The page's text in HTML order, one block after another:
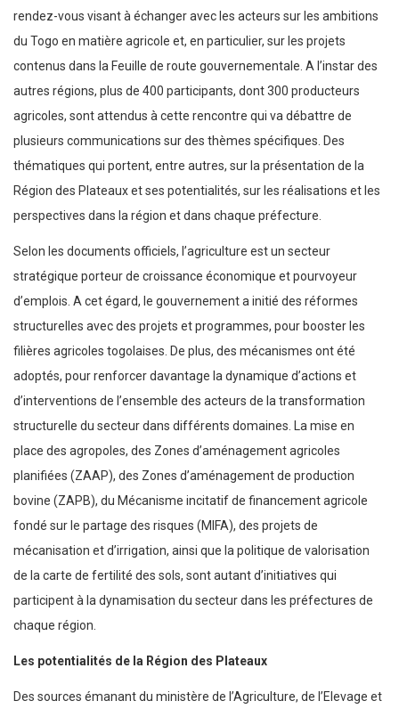
rendez-vous visant à échanger avec les acteurs sur les ambitions
du Togo en matière agricole et, en particulier, sur les projets
contenus dans la Feuille de route gouvernementale. A l’instar des
autres régions, plus de 400 participants, dont 300 producteurs
agricoles, sont attendus à cette rencontre qui va débattre de
plusieurs communications sur des thèmes spécifiques. Des
thématiques qui portent, entre autres, sur la présentation de la
Région des Plateaux et ses potentialités, sur les réalisations et les
perspectives dans la région et dans chaque préfecture.
Selon les documents officiels, l’agriculture est un secteur
stratégique porteur de croissance économique et pourvoyeur
d’emplois. A cet égard, le gouvernement a initié des réformes
structurelles avec des projets et programmes, pour booster les
filières agricoles togolaises. De plus, des mécanismes ont été
adoptés, pour renforcer davantage la dynamique d’actions et
d’interventions de l’ensemble des acteurs de la transformation
structurelle du secteur dans différents domaines. La mise en
place des agropoles, des Zones d’aménagement agricoles
planifiées (ZAAP), des Zones d’aménagement de production
bovine (ZAPB), du Mécanisme incitatif de financement agricole
fondé sur le partage des risques (MIFA), des projets de
mécanisation et d’irrigation, ainsi que la politique de valorisation
de la carte de fertilité des sols, sont autant d’initiatives qui
participent à la dynamisation du secteur dans les préfectures de
chaque région.
Les potentialités de la Région des Plateaux
Des sources émanant du ministère de l’Agriculture, de l’Elevage et